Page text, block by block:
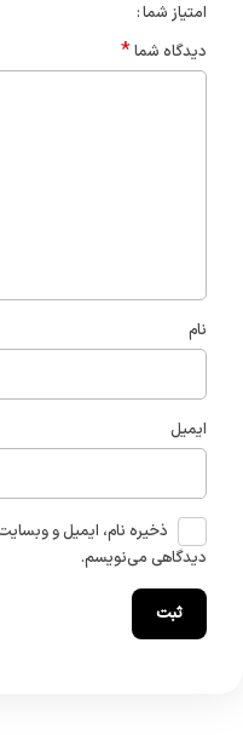
امتیاز شما
دیدگاه شما*
نام
ایمیل
ذخیره نام، ایمیل و
دیدگاهی می‌نویسم.